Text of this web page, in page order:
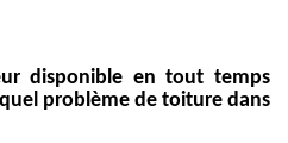
disponible en tout temps
problème de toiture dans